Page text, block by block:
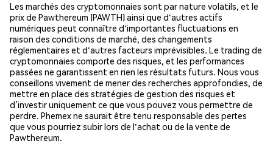
Les marchés des cryptomonnaies sont par nature volatils, et le
prix de Pawthereum (PAWTH) ainsi que d'autres actifs
numériques peut connaître d'importantes fluctuations en
raison des conditions de marché, des changements
réglementaires et d'autres facteurs imprévisibles. Le trading de
cryptomonnaies comporte des risques, et les performances
passées ne garantissent en rien les résultats futurs. Nous vous
conseillons vivement de mener des recherches approfondies, de
mettre en place des stratégies de gestion des risques et
d’investir uniquement ce que vous pouvez vous permettre de
perdre. Phemex ne saurait être tenu responsable des pertes
que vous pourriez subir lors de l'achat ou de la vente de
Pawthereum.